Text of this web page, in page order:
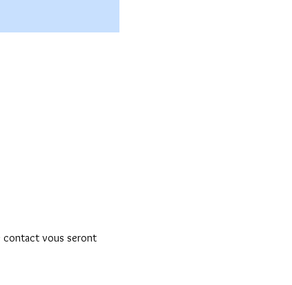
contact vous seront